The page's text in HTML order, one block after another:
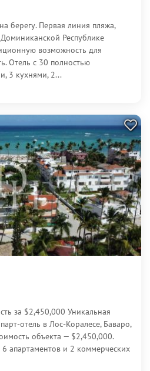
берегу. Первая линия пляжа,
Республике
возможность для
Отель с 30 полностью
3 кухнями, 2...
за $2,450,000 Уникальная
отель в Лос-Коралесе, Баваро,
объекта — $2,450,000.
апартаментов и 2 коммерческих